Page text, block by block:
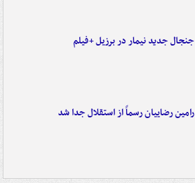
جنجال جدید نیمار در برزیل +فیلم
رامین رضاییان رسماً از استقلال جدا شد